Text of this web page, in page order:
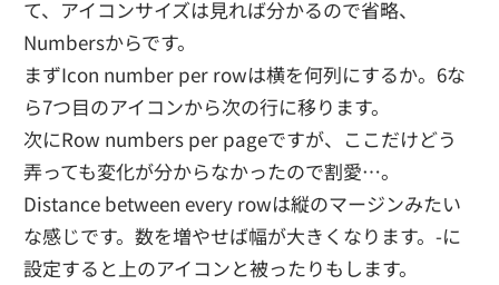
て、アイコンサイズは見れば分かるので省略、
Numbersからです。
まずIcon number per rowは横を何列にするか。6な
ら7つ目のアイコンから次の行に移ります。
次にRow numbers per pageですが、ここだけどう
弄っても変化が分からなかったので割愛…。
Distance between every rowは縦のマージンみたい
な感じです。数を増やせば幅が大きくなります。-に
設定すると上のアイコンと被ったりもします。